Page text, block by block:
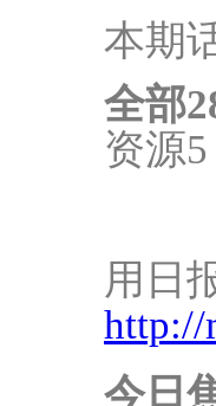
本期
全部
资源
用日
http://
今日